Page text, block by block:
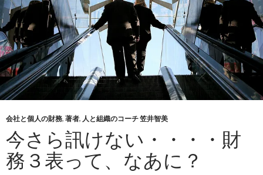
会社と個人の財務, 著者, 人と組織のコーチ 笠井智美
今さら訊けない・・・・財
務３表って、なあに？